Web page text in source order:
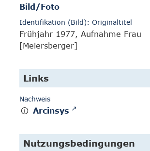
Bild/Foto
Identifikation (Bild): Originaltitel
Frühjahr 1977, Aufnahme Frau
[Meiersberger]
Links
Nachweis
Arcinsys
Nutzungsbedingungen